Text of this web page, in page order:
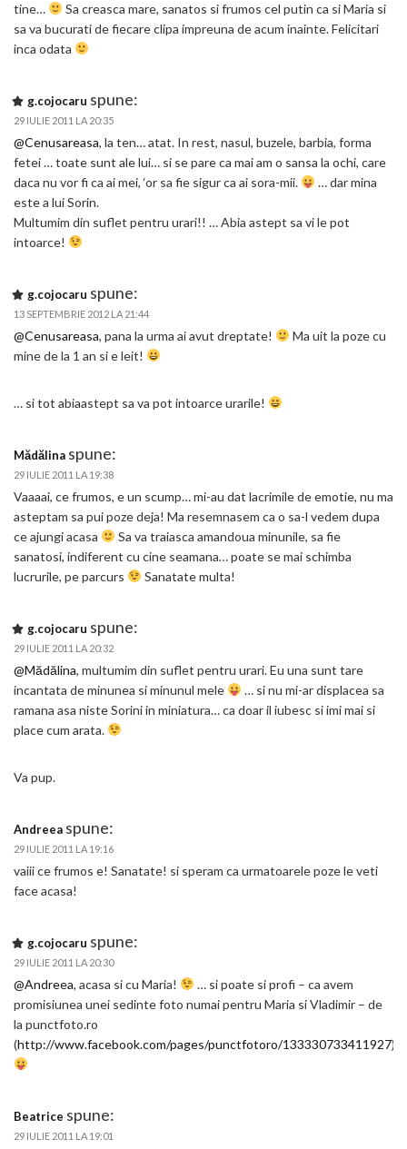
tine…
Sa creasca mare, sanatos si frumos cel putin ca si Maria si
sa va bucurati de fiecare clipa impreuna de acum inainte. Felicitari
inca odata
g.cojocaru spune:
29 IULIE 2011 LA 20:35
@Cenusareasa, la ten… atat. In rest, nasul, buzele, barbia, forma
fetei … toate sunt ale lui… si se pare ca mai am o sansa la ochi, care
daca nu vor fi ca ai mei, ‘or sa fie sigur ca ai sora-mii.
… dar mina
este a lui Sorin.
Multumim din suflet pentru urari!! … Abia astept sa vi le pot
intoarce!
g.cojocaru spune:
13 SEPTEMBRIE 2012 LA 21:44
@Cenusareasa, pana la urma ai avut dreptate!
Ma uit la poze cu
mine de la 1 an si e leit!
… si tot abiaastept sa va pot intoarce urarile!
Mădălina spune:
29 IULIE 2011 LA 19:38
Vaaaai, ce frumos, e un scump… mi-au dat lacrimile de emotie, nu ma
asteptam sa pui poze deja! Ma resemnasem ca o sa-l vedem dupa
ce ajungi acasa
Sa va traiasca amandoua minunile, sa fie
sanatosi, indiferent cu cine seamana… poate se mai schimba
lucrurile, pe parcurs
Sanatate multa!
g.cojocaru spune:
29 IULIE 2011 LA 20:32
@Mădălina, multumim din suflet pentru urari. Eu una sunt tare
incantata de minunea si minunul mele
… si nu mi-ar displacea sa
ramana asa niste Sorini in miniatura… ca doar il iubesc si imi mai si
place cum arata.
Va pup.
Andreea spune:
29 IULIE 2011 LA 19:16
vaiii ce frumos e! Sanatate! si speram ca urmatoarele poze le veti
face acasa!
g.cojocaru spune:
29 IULIE 2011 LA 20:30
@Andreea, acasa si cu Maria!
… si poate si profi – ca avem
promisiunea unei sedinte foto numai pentru Maria si Vladimir – de
la punctfoto.ro
(http://www.facebook.com/pages/punctfotoro/133330733411927)
Beatrice spune:
29 IULIE 2011 LA 19:01